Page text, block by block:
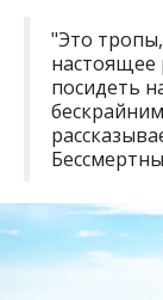
"Это
настоящее
посидеть